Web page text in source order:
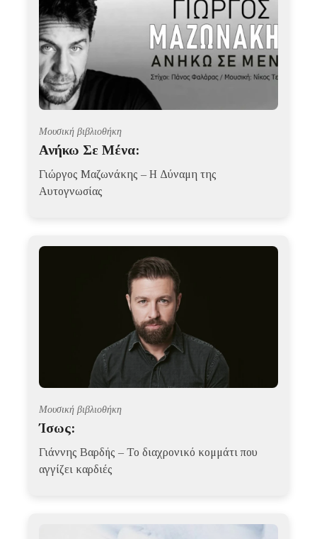
Μουσική βιβλιοθήκη
Ανήκω Σε Μένα:
Γιώργος Μαζωνάκης – Η Δύναμη της
Αυτογνωσίας
Μουσική βιβλιοθήκη
Ίσως:
Γιάννης Βαρδής – Το διαχρονικό κομμάτι που
αγγίζει καρδιές